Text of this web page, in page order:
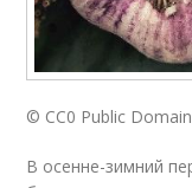
© СС0 Public Domain
В осенне-зимний